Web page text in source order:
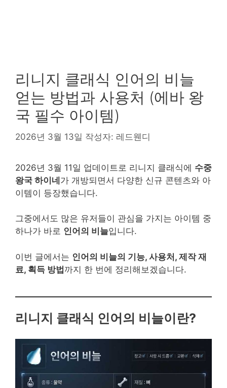
리니지 클래식 인어의 비늘
얻는 방법과 사용처 (에바 왕
국 필수 아이템)
2026년 3월 13일 작성자: 레드웬디
2026년 3월 11일 업데이트로 리니지 클래식에 수중
왕국 하이네가 개방되면서 다양한 신규 콘텐츠와 아
이템이 등장했습니다.
그중에서도 많은 유저들이 관심을 가지는 아이템 중
하나가 바로 인어의 비늘입니다.
이번 글에서는 인어의 비늘의 기능, 사용처, 제작 재
료, 획득 방법까지 한 번에 정리해보겠습니다.
리니지 클래식 인어의 비늘이란?